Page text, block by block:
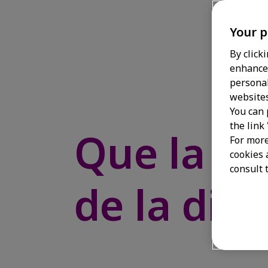
Que la
de la
Your
By
You
the link
For
cookies
consult